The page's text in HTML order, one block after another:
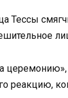
Тессы
церемонию»,
реакцию,